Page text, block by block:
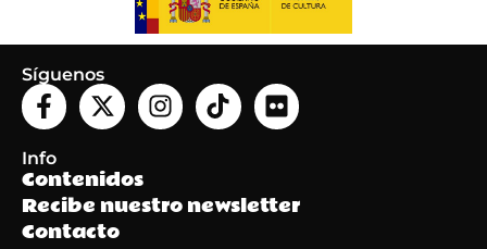
Síguenos
Info
Contenidos
Recibe nuestro newsletter
Contacto